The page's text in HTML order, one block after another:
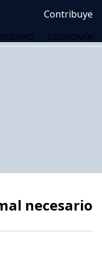
Contribuye
ECONOMÍA
necesario